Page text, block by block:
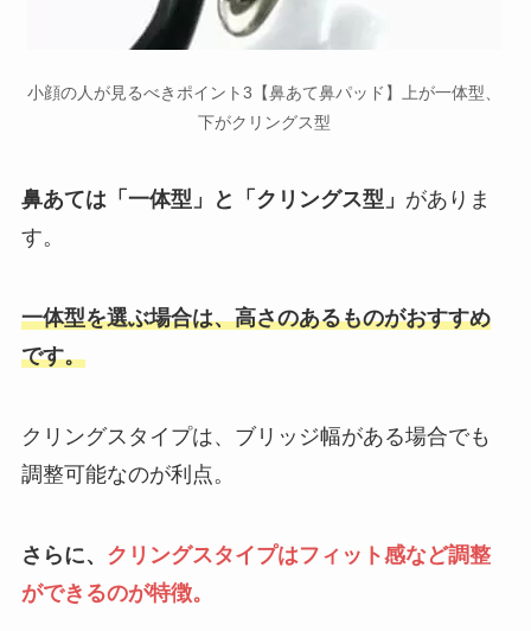
小顔の人が見るべきポイント3【鼻あて鼻パッド】上が一体型、
下がクリングス型
鼻あては「一体型」と「クリングス型」 がありま
す。
一体型を選ぶ場合は、高さのあるものがおすすめ
です。
クリングスタイプは、ブリッジ幅がある場合でも
調整可能なのが利点。
さらに、 クリングスタイプはフィット感など調整
ができるのが特徴。